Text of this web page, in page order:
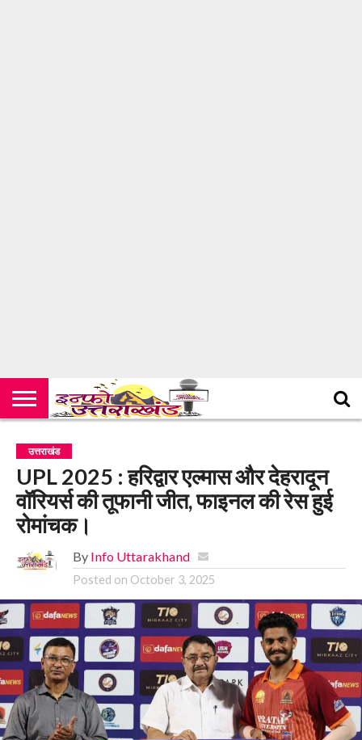
उत्तराखंड
UPL 2025 : हरिद्वार एल्मास और देहरादून
वॉरियर्स की तूफानी जीत, फाइनल की रेस हुई
रोमांचक।
By Info Uttarakhand
Posted on October 3, 2025